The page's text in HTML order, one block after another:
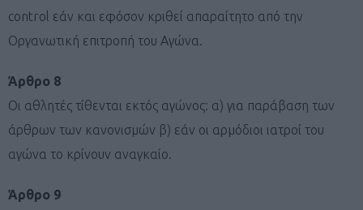
control εάν και εφόσον κριθεί απαραίτητο από την
Οργανωτική επιτροπή του Αγώνα.
Άρθρο 8
Οι αθλητές τίθενται εκτός αγώνος: α) για παράβαση των
άρθρων των κανονισμών β) εάν οι αρμόδιοι ιατροί του
αγώνα το κρίνουν αναγκαίο.
Άρθρο 9